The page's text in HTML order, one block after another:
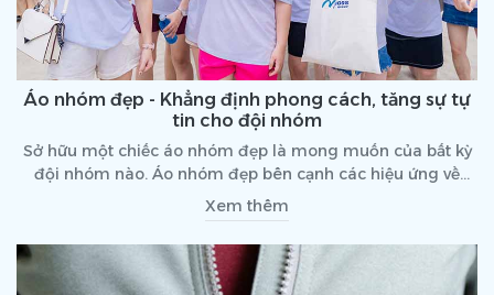
Áo nhóm đẹp - Khẳng định phong cách, tăng sự tự
tin cho đội nhóm
Sở hữu một chiếc áo nhóm đẹp là mong muốn của bất kỳ
đội nhóm nào. Áo nhóm đẹp bên cạnh các hiệu ứng về
thẩm mỹ, thì còn mang đến sự tự tin cho mỗi thành viên
trong tập thể. Vậy nên, khi lựa chọn áo nhóm, tập thể,
doanh nghiệp, công ty cần chú trọng từ thiết kế đến quá
trình sản xuất để tạo ra thành phố.
Xem thêm